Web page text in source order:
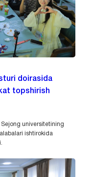
doirasida
topshirish
universitetining
ishtirokida